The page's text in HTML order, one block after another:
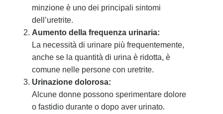
minzione è uno dei principali sintomi
dell’uretrite.
Aumento della frequenza urinaria:
La necessità di urinare più frequentemente,
anche se la quantità di urina è ridotta, è
comune nelle persone con uretrite.
Urinazione dolorosa:
Alcune donne possono sperimentare dolore
o fastidio durante o dopo aver urinato.